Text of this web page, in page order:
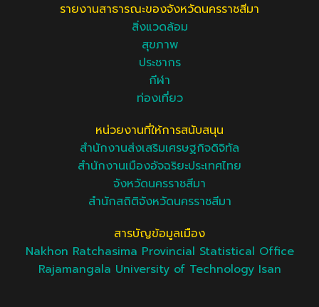
รายงานสาธารณะของจังหวัดนครราชสีมา
สิ่งแวดล้อม
สุขภาพ
ประชากร
กีฬา
ท่องเที่ยว
หน่วยงานที่ให้การสนับสนุน
สำนักงานส่งเสริมเศรษฐกิจดิจิทัล
สำนักงานเมืองอัจฉริยะประเทศไทย
จังหวัดนครราชสีมา
สํานักสถิติจังหวัดนครราชสีมา
สารบัญข้อมูลเมือง
Nakhon Ratchasima Provincial Statistical Office
Rajamangala University of Technology Isan